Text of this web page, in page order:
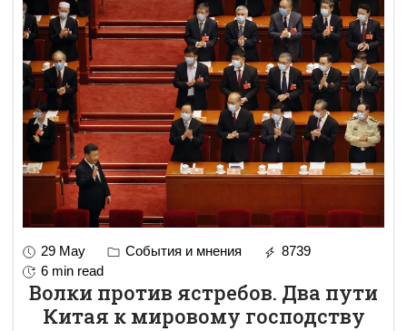
29 May События и мнения
8739
6 min read
Волки против ястребов. Два пути
Китая к мировому господству